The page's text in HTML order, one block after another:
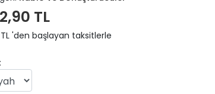
TL
TL 'den başlayan taksitlerle